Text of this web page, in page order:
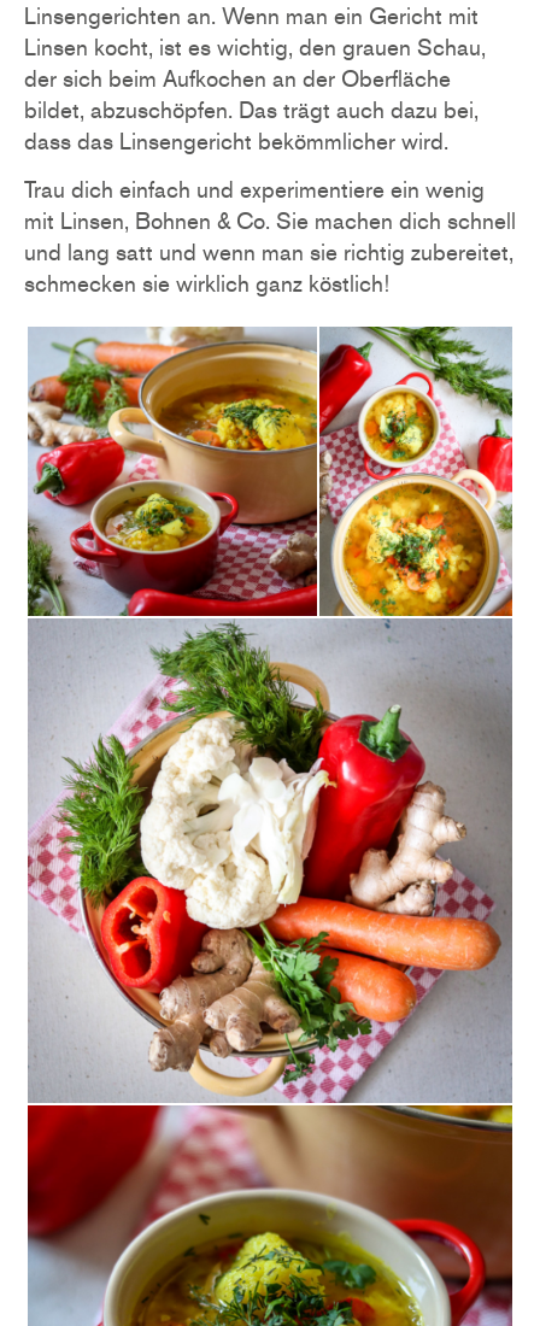
Linsengerichten an. Wenn man ein Gericht mit
Linsen kocht, ist es wichtig, den grauen Schau,
der sich beim Aufkochen an der Oberfläche
bildet, abzuschöpfen. Das trägt auch dazu bei,
dass das Linsengericht bekömmlicher wird.
Trau dich einfach und experimentiere ein wenig
mit Linsen, Bohnen & Co. Sie machen dich schnell
und lang satt und wenn man sie richtig zubereitet,
schmecken sie wirklich ganz köstlich!